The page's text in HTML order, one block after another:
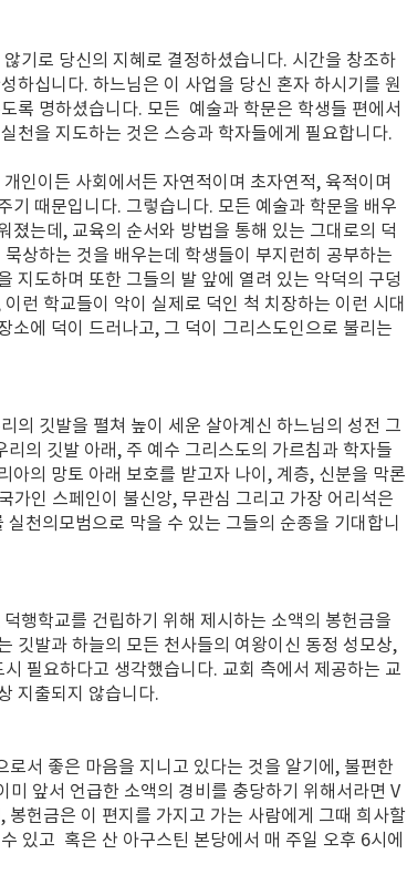
기로 당신의 지혜로 결정하셨습니다. 시간을 창조하
하십니다. 하느님은 이 사업을 당신 혼자 하시기를 원
록 명하셨습니다. 모든 예술과 학문은 학생들 편에서
천을 지도하는 것은 스승과 학자들에게 필요합니다.
인이든 사회에서든 자연적이며 초자연적, 육적이며
기 때문입니다. 그렇습니다. 모든 예술과 학문을 배우
졌는데, 교육의 순서와 방법을 통해 있는 그대로의 덕
상하는 것을 배우는데 학생들이 부지런히 공부하는
지도하며 또한 그들의 발 앞에 열려 있는 악덕의 구덩
런 학교들이 악이 실제로 덕인 척 치장하는 이런 시대
소에 덕이 드러나고, 그 덕이 그리스도인으로 불리는
깃발을 펼쳐 높이 세운 살아계신 하느님의 성전 그
의 깃발 아래, 주 예수 그리스도의 가르침과 학자들
아의 망토 아래 보호를 받고자 나이, 계층, 신분을 막론
인 스페인이 불신앙, 무관심 그리고 가장 어리석은
천의모범으로 막을 수 있는 그들의 순종을 기대합니
학교를 건립하기 위해 제시하는 소액의 봉헌금을
깃발과 하늘의 모든 천사들의 여왕이신 동정 성모상,
필요하다고 생각했습니다. 교회 측에서 제공하는 교
지출되지 않습니다.
서 좋은 마음을 지니고 있다는 것을 알기에, 불편한
앞서 언급한 소액의 경비를 충당하기 위해서라면 V
헌금은 이 편지를 가지고 가는 사람에게 그때 희사할
있고 혹은 산 아구스틴 본당에서 매 주일 오후 6시에